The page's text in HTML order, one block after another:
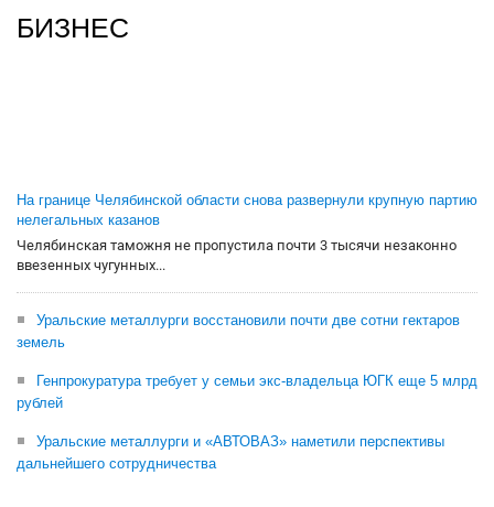
БИЗНЕС
На границе Челябинской области снова развернули крупную партию
нелегальных казанов
Челябинская таможня не пропустила почти 3 тысячи незаконно
ввезенных чугунных...
Уральские металлурги восстановили почти две сотни гектаров
земель
Генпрокуратура требует у семьи экс-владельца ЮГК еще 5 млрд
рублей
Уральские металлурги и «АВТОВАЗ» наметили перспективы
дальнейшего сотрудничества